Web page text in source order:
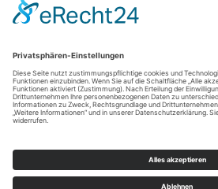
Karte in Google Maps öffnen